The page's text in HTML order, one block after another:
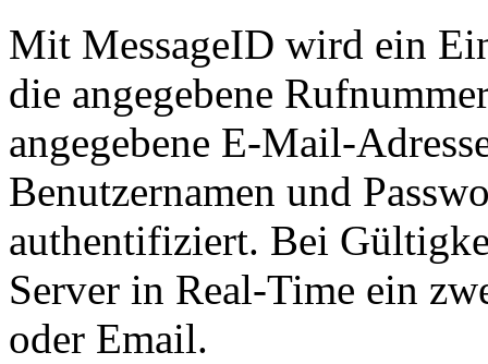
Mit MessageID wird ein
die angegebene
angegebene E-Mail-
Benutzernamen und
authentifiziert. Bei
Server in Real-Time ein
oder Email.